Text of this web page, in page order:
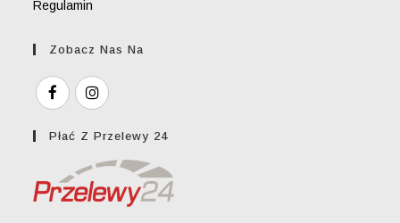
Regulamin
Zobacz Nas Na
Płać Z Przelewy 24